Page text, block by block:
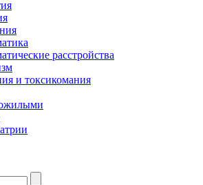
расстройства
и токсикомания